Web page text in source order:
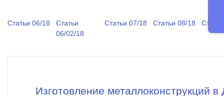
Статьи 06/18
Статьи
06/02/18
Статьи 07/18 Статьи 08/18
Изготовление металлоконструкций в